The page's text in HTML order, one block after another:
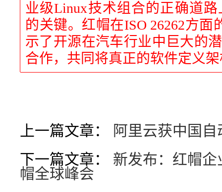
业级Linux技术组合的正确道
的关键。红帽在ISO 26262方
示了开源在汽车行业中巨大的
合作，共同将真正的软件定义
上一篇文章：
阿里云获中国
下一篇文章： 新发布：红帽企
帽全球峰会